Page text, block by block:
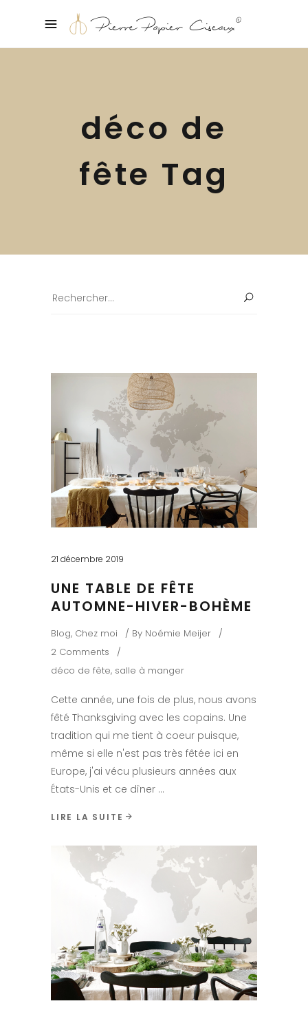
déco de
fête Tag
Search
21 décembre 2019
UNE TABLE DE FÊTE
AUTOMNE-HIVER-BOHÈME
Blog, Chez moi By Noémie Meijer
2 Comments
déco de fête, salle à manger
Cette année, une fois de plus, nous avons
fêté Thanksgiving avec les copains. Une
tradition qui me tient à coeur puisque,
même si elle n'est pas très fêtée ici en
Europe, j'ai vécu plusieurs années aux
États-Unis et ce dîner
LIRE LA SUITE